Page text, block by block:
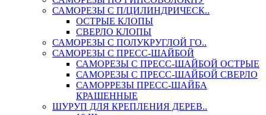
САМОРЕЗЫ С П/ЦИЛИНДРИЧЕСК..
ОСТРЫЕ КЛОПЫ
СВЕРЛО КЛОПЫ
САМОРЕЗЫ С ПОЛУКРУГЛОЙ ГО..
САМОРЕЗЫ С ПРЕСС-ШАЙБОЙ
САМОРЕЗЫ С ПРЕСС-ШАЙБОЙ ОСТРЫЕ
САМОРЕЗЫ С ПРЕСС-ШАЙБОЙ СВЕРЛО
САМОРРЕЗЫ ПРЕСС-ШАЙБА
КРАШЕННЫЕ
ШУРУП ДЛЯ КРЕПЛЕНИЯ ДЕРЕВ..